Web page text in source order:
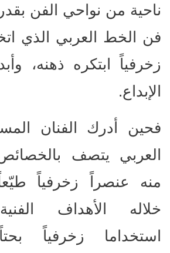
ناحية من نواحي الفن
فن الخط العربي الذي
زخرفياً ابتكره ذهنه،
الإبداع.
فحين أدرك الفنان
العربي يتصف
منه عنصراً زخرفياً
خلاله الأهداف
استخداما زخرفياً